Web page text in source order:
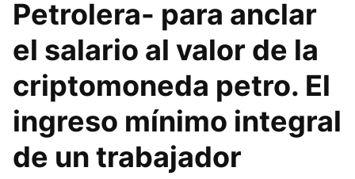
Petrolera- para anclar
el salario al valor de la
criptomoneda petro. El
ingreso mínimo integral
de un trabajador